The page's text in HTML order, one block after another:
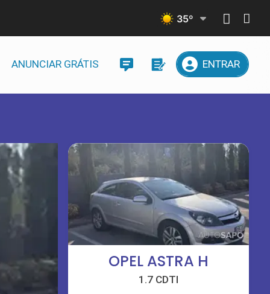
35º
ANUNCIAR GRÁTIS ENTRAR
OPEL ASTRA H
1.7 CDTI